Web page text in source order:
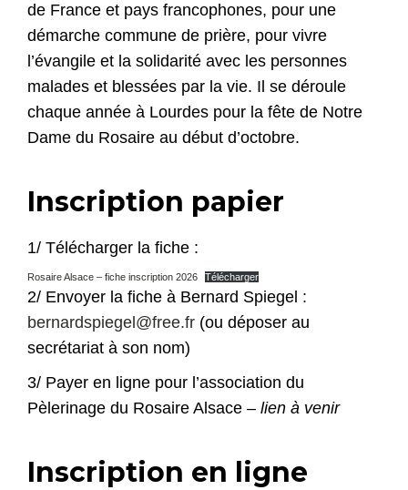
de France et pays francophones, pour une
démarche commune de prière, pour vivre
l’évangile et la solidarité avec les personnes
malades et blessées par la vie. Il se déroule
chaque année à Lourdes pour la fête de Notre
Dame du Rosaire au début d’octobre.
Inscription papier
1/ Télécharger la fiche :
Rosaire Alsace – fiche inscription 2026 Télécharger
2/ Envoyer la fiche à Bernard Spiegel :
bernardspiegel@free.fr (ou déposer au
secrétariat à son nom)
3/ Payer en ligne pour l’association du
Pèlerinage du Rosaire Alsace – lien à venir
Inscription en ligne